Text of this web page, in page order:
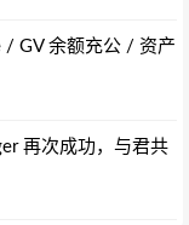
/ GV 余额充公 / 资产
再次成功，与君共